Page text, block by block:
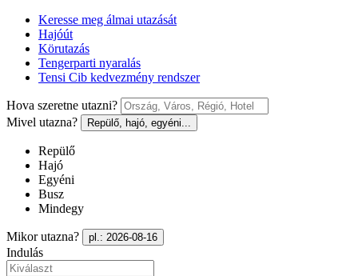
Keresse meg álmai utazását
Hajóút
Körutazás
Tengerparti nyaralás
Tensi Cib kedvezmény rendszer
Hova szeretne utazni?
Mivel utazna?
Repülő, hajó, egyéni...
Repülő
Hajó
Egyéni
Busz
Mindegy
Mikor utazna? pl.: 2026-08-16
Indulás